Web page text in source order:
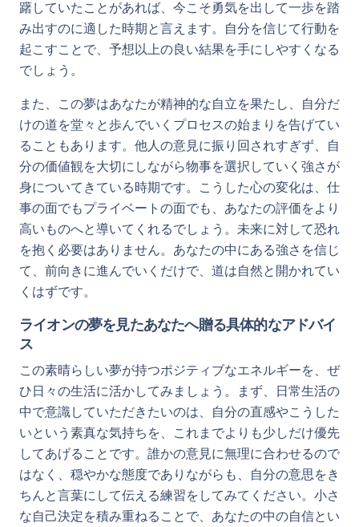
躇していたことがあれば、今こそ勇気を出して一歩を踏
み出すのに適した時期と言えます。自分を信じて行動を
起こすことで、予想以上の良い結果を手にしやすくなる
でしょう。
また、この夢はあなたが精神的な自立を果たし、自分だ
けの道を堂々と歩んでいくプロセスの始まりを告げてい
ることもあります。他人の意見に振り回されすぎず、自
分の価値観を大切にしながら物事を選択していく強さが
身についてきている時期です。こうした心の変化は、仕
事の面でもプライベートの面でも、あなたの評価をより
高いものへと導いてくれるでしょう。未来に対して恐れ
を抱く必要はありません。あなたの中にある強さを信じ
て、前向きに進んでいくだけで、道は自然と開かれてい
くはずです。
ライオンの夢を見たあなたへ贈る具体的なアドバイ
ス
この素晴らしい夢が持つポジティブなエネルギーを、ぜ
ひ日々の生活に活かしてみましょう。まず、日常生活の
中で意識していただきたいのは、自分の直感やこうした
いという素真な気持ちを、これまでよりも少しだけ優先
してあげることです。誰かの意見に無理に合わせるので
はなく、穏やかな態度でありながらも、自分の意思をき
ちんと言葉にして伝える練習をしてみてください。小さ
な自己決定を積み重ねることで、あなたの中の自信とい